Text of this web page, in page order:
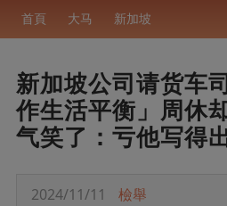
首頁 大马 新加坡
新加坡公司请货车
作生活平衡」周休
气笑了：亏他写得
2024/11/11 檢舉